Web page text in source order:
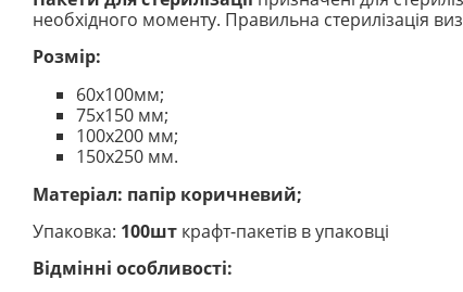
необхідного моменту. Правильна стерилізація
Розмір:
60х100мм;
75х150 мм;
100х200 мм;
150х250 мм.
Матеріал: папір коричневий;
Упаковка: 100шт крафт-пакетів в упаковці
Відмінні особливості: